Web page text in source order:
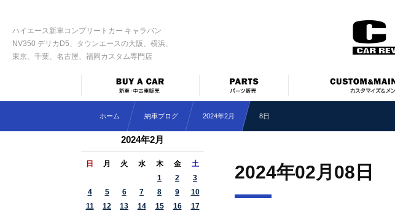
ハイエース新車コンプリートカー キャラバン
NV350 デリカD5、タウンエースの大阪、横浜、
東京、千葉、名古屋、福岡カスタム専門店
ホーム 納車ブログ 2024年2月 8日
2024年02月08日
2024年2月
日 月 火 水 木 金 土
1 2
3
4
5 6 7 8 9
10
11
12 13 14 15 16
17